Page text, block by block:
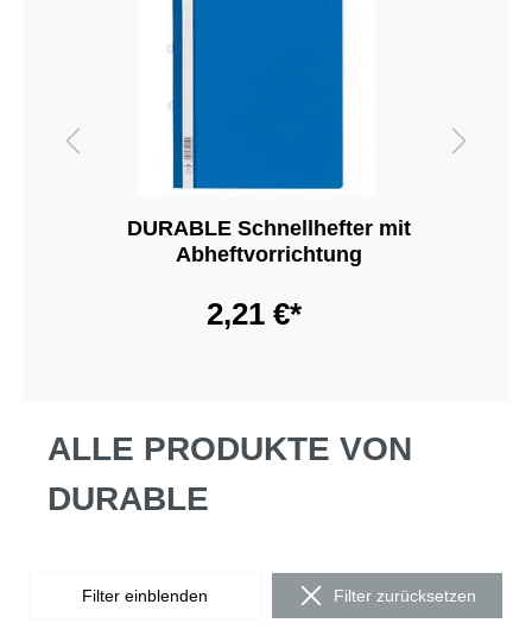
DURABLE Schnellhefter mit
Abheftvorrichtung
2,21 €*
ALLE PRODUKTE VON
DURABLE
Filter einblenden Filter zurücksetzen